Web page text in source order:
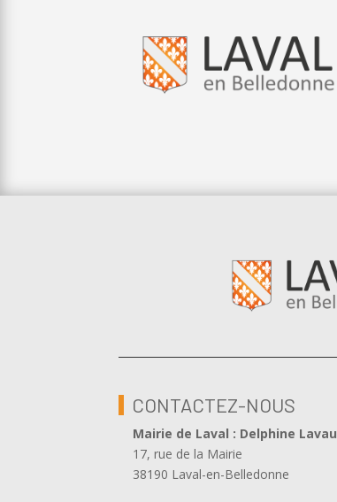
CONTACTEZ-NOUS
Mairie de Laval : Delphine Lavau
17, rue de la Mairie
38190 Laval-en-Belledonne